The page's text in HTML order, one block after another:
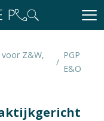
Z&W,
PGP
E&O